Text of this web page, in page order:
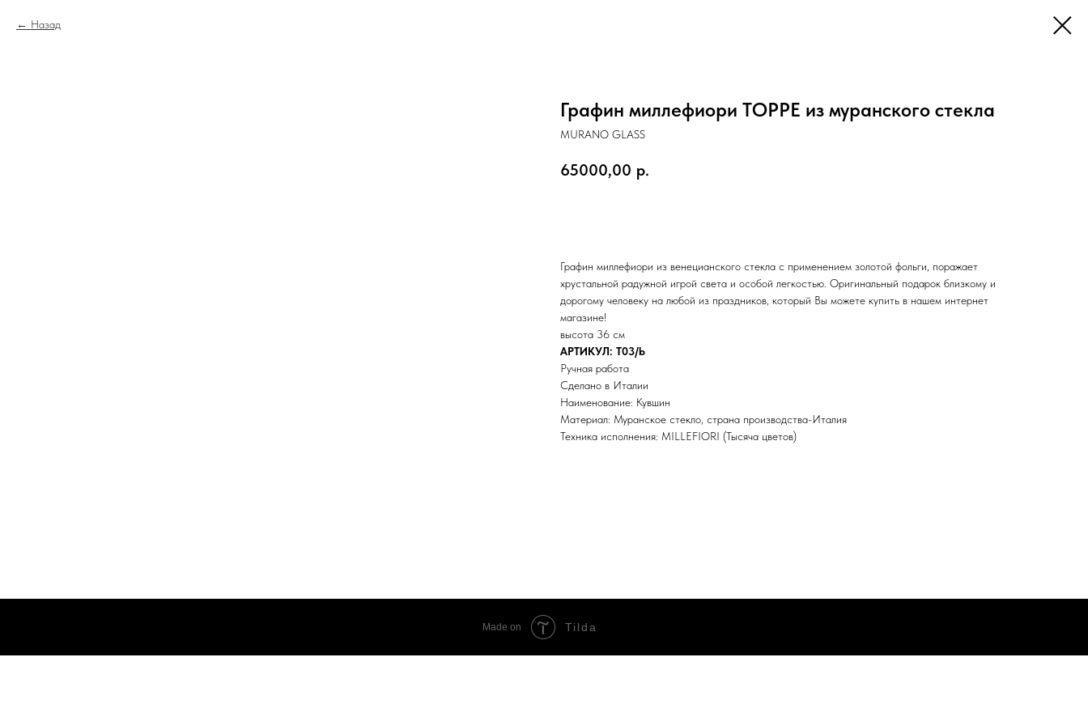
Назад
Графин миллефиори ТОРРЕ из муранского стекла
MURANO GLASS
65000,00 р.
Графин миллефиори из венецианского стекла с применением золотой фольги, поражает
хрустальной радужной игрой света и особой легкостью. Оригинальный подарок близкому и
дорогому человеку на любой из праздников, который Вы можете купить в нашем интернет
магазине!
высота 36 см
АРТИКУЛ: T03/b
Ручная работа
Сделано в Италии
Наименование: Кувшин
Материал: Муранское стекло, страна производства-Италия
Техника исполнения: MILLEFIORI (Тысяча цветов)
Made on Tilda